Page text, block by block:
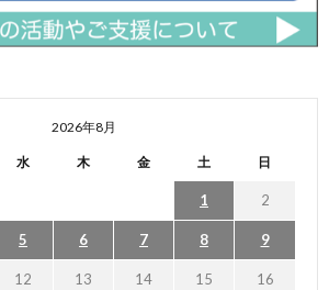
2026年8月
水 木 金 土 日
1 2
5 6 7 8 9
12 13 14 15 16